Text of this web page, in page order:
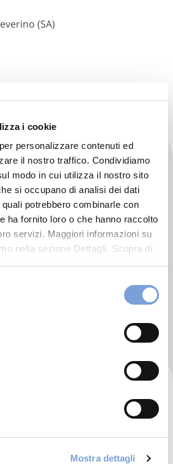
i cookie
personalizzare contenuti ed
il nostro traffico. Condividiamo
modo in cui utilizza il nostro sito
si occupano di analisi dei dati
potrebbero combinarle con
ha fornito loro o che hanno raccolto
servizi. Maggiori informazioni su
nella sezione Dettagli. Scopra di
del sito nella sezione "Informativa
Mostra dettagli
(SA)
E Soluzioni
(TR)